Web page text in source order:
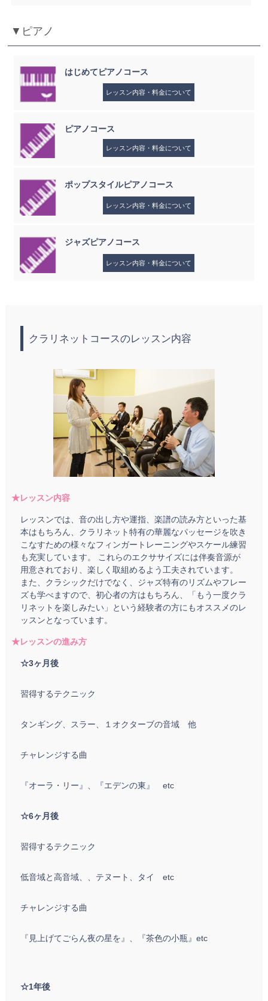
▼ピアノ
はじめてピアノコース
レッスン内容・料金について
ピアノコース
レッスン内容・料金について
ポップスタイルピアノコース
レッスン内容・料金について
ジャズピアノコース
レッスン内容・料金について
クラリネットコースのレッスン内容
★レッスン内容
レッスンでは、音の出し方や運指、楽譜の読み方といった基
本はもちろん、クラリネット特有の華麗なパッセージを吹き
こなすための様々なフィンガートレーニングやスケール練習
も充実しています。 これらのエクササイズには伴奏音源が
用意されており、楽しく取組めるよう工夫されています。
また、クラシックだけでなく、ジャズ特有のリズムやフレー
ズも学べますので、初心者の方はもちろん、「もう一度クラ
リネットを楽しみたい」という経験者の方にもオススメのレ
ッスンとなっています。
★レッスンの進み方
☆3ヶ月後
習得するテクニック
タンギング、スラー、１オクターブの音域 他
チャレンジする曲
『オーラ・リー』、『エデンの東』 etc
☆6ヶ月後
習得するテクニック
低音域と高音域、、テヌート、タイ etc
チャレンジする曲
『見上げてごらん夜の星を』、『茶色の小瓶』etc
☆1年後